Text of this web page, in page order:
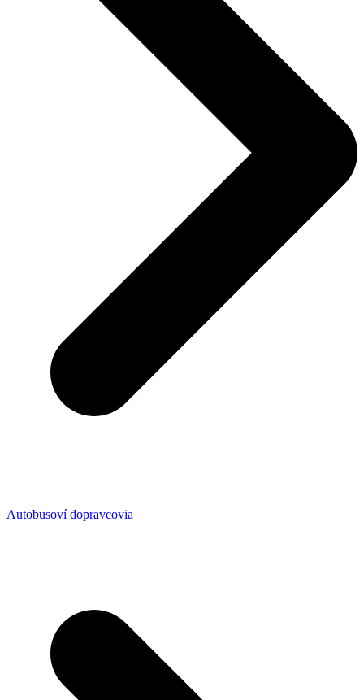
Autobusoví dopravcovia